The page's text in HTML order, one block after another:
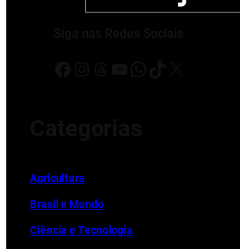
Agricultura
Brasil e Mundo
Ciência e Tecnologia